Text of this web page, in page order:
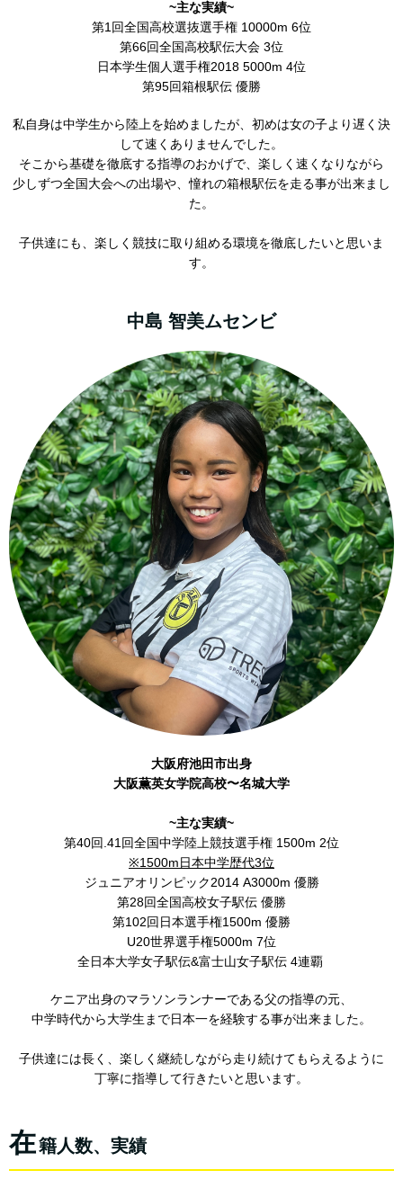
~主な実績~
第1回全国高校選抜選手権 10000m 6位
第66回全国高校駅伝大会 3位
日本学生個人選手権2018 5000m 4位
第95回箱根駅伝 優勝
私自身は中学生から陸上を始めましたが、初めは女の子より遅く決
して速くありませんでした。
そこから基礎を徹底する指導のおかげで、楽しく速くなりながら
少しずつ全国大会への出場や、憧れの箱根駅伝を走る事が出来まし
た。
子供達にも、楽しく競技に取り組める環境を徹底したいと思いま
す。
中島 智美ムセンビ
大阪府池田市出身
大阪薫英女学院高校〜名城大学
~主な実績~
第40回.41回全国中学陸上競技選手権 1500m 2位
※1500m日本中学歴代3位
ジュニアオリンピック2014 A3000m 優勝
第28回全国高校女子駅伝 優勝
第102回日本選手権1500m 優勝
U20世界選手権5000m 7位
全日本大学女子駅伝&富士山女子駅伝 4連覇
ケニア出身のマラソンランナーである父の指導の元、
中学時代から大学生まで日本一を経験する事が出来ました。
子供達には長く、楽しく継続しながら走り続けてもらえるように
丁寧に指導して行きたいと思います。
在籍人数、実績